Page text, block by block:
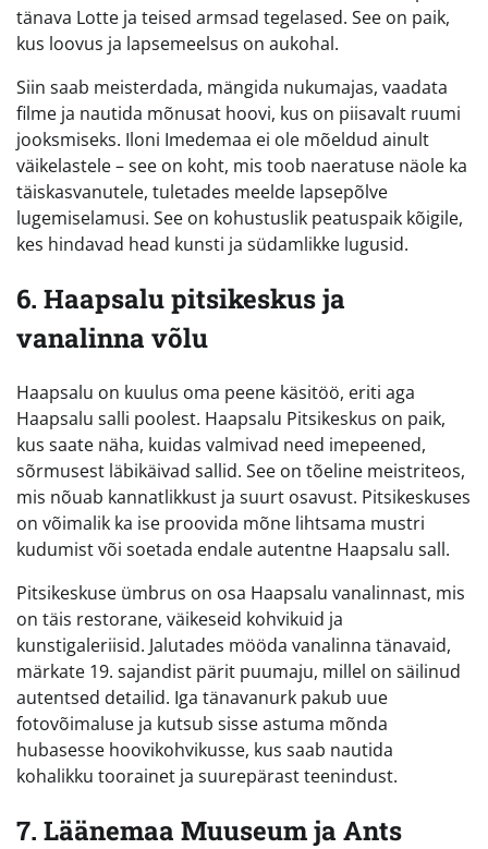
tänava Lotte ja teised armsad tegelased. See on paik,
kus loovus ja lapsemeelsus on aukohal.
Siin saab meisterdada, mängida nukumajas, vaadata
filme ja nautida mõnusat hoovi, kus on piisavalt ruumi
jooksmiseks. Iloni Imedemaa ei ole mõeldud ainult
väikelastele – see on koht, mis toob naeratuse näole ka
täiskasvanutele, tuletades meelde lapsepõlve
lugemiselamusi. See on kohustuslik peatuspaik kõigile,
kes hindavad head kunsti ja südamlikke lugusid.
6. Haapsalu pitsikeskus ja
vanalinna võlu
Haapsalu on kuulus oma peene käsitöö, eriti aga
Haapsalu salli poolest. Haapsalu Pitsikeskus on paik,
kus saate näha, kuidas valmivad need imepeened,
sõrmusest läbikäivad sallid. See on tõeline meistriteos,
mis nõuab kannatlikkust ja suurt osavust. Pitsikeskuses
on võimalik ka ise proovida mõne lihtsama mustri
kudumist või soetada endale autentne Haapsalu sall.
Pitsikeskuse ümbrus on osa Haapsalu vanalinnast, mis
on täis restorane, väikeseid kohvikuid ja
kunstigaleriisid. Jalutades mööda vanalinna tänavaid,
märkate 19. sajandist pärit puumaju, millel on säilinud
autentsed detailid. Iga tänavanurk pakub uue
fotovõimaluse ja kutsub sisse astuma mõnda
hubasesse hoovikohvikusse, kus saab nautida
kohalikku toorainet ja suurepärast teenindust.
7. Läänemaa Muuseum ja Ants